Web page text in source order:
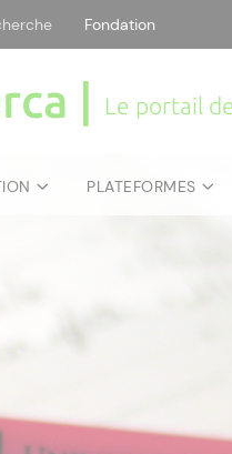
Fondation
| Le portail
PLATEFORMES